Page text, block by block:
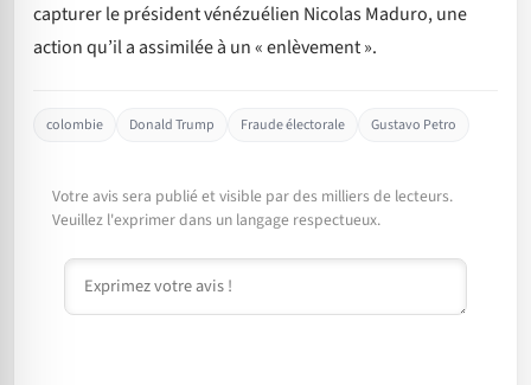
capturer le président vénézuélien Nicolas Maduro, une
action qu’il a assimilée à un « enlèvement ».
colombie Donald Trump Fraude électorale Gustavo Petro
Votre avis sera publié et visible par des milliers de lecteurs.
Veuillez l'exprimer dans un langage respectueux.
Commentaire